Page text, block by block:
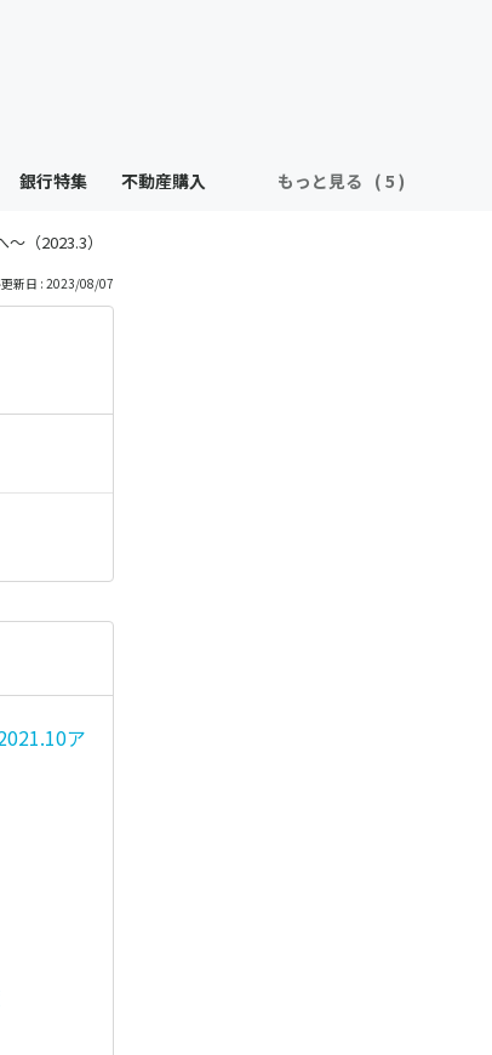
銀行特集 不動産購入 もっと見る
（2023.3）
新日 : 2023/08/07
ア